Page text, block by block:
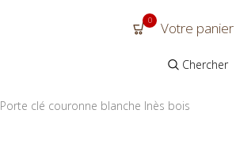
0 Votre panier
Chercher
Porte clé couronne blanche Inès bois